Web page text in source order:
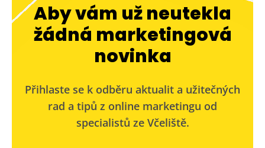
Aby vám už neutekla
žádná marketingová
novinka
Přihlaste se k odběru aktualit a užitečných
rad a tipů z online marketingu od
specialistů ze Včeliště.